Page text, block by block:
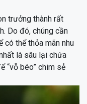
trưởng thành rất
Do đó, chúng cần
có thể thỏa mãn nhu
là sâu lại chứa
“vỗ béo” chim sẻ